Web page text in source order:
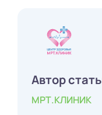
Автор
МРТ.КЛИНИК